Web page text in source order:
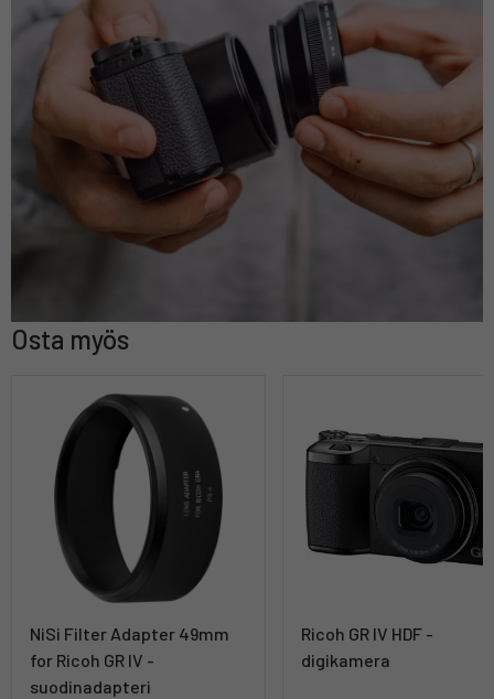
Osta myös
NiSi Filter Adapter 49mm
for Ricoh GR IV -
suodinadapteri
Ricoh GR IV HDF -
digikamera